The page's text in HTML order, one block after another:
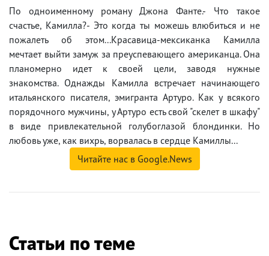
По одноименному роману Джона Фанте.- Что такое
счастье, Камилла?- Это когда ты можешь влюбиться и не
пожалеть об этом...Красавица-мексиканка Камилла
мечтает выйти замуж за преуспевающего американца. Она
планомерно идет к своей цели, заводя нужные
знакомства. Однажды Камилла встречает начинающего
итальянского писателя, эмигранта Артуро. Как у всякого
порядочного мужчины, у Артуро есть свой "скелет в шкафу"
в виде привлекательной голубоглазой блондинки. Но
любовь уже, как вихрь, ворвалась в сердце Камиллы...
Читайте нас в Google.News
Статьи по теме